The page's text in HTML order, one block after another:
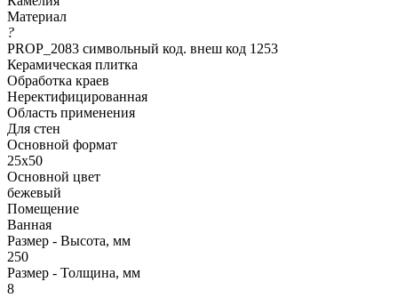
Материал
?
PROP_2083 символьный код. внеш код 1253
Керамическая плитка
Обработка краев
Неректифицированная
Область применения
Для стен
Основной формат
25х50
Основной цвет
бежевый
Помещение
Ванная
Размер - Высота, мм
250
Размер - Толщина, мм
8